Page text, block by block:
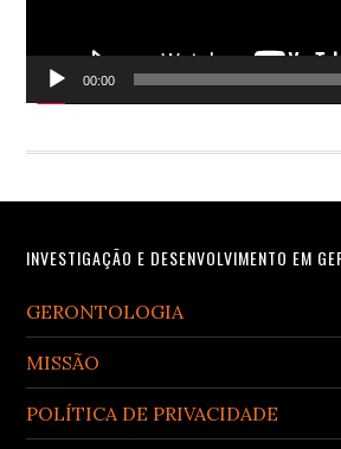
00:00
Footer
INVESTIGAÇÃO E DESENVOLVIMENTO EM
GERONTOLOGIA
MISSÃO
POLÍTICA DE PRIVACIDADE